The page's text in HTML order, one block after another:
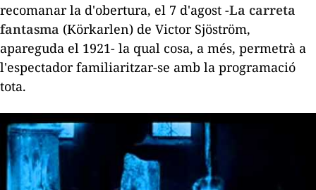
recomanar la d'obertura, el 7 d'agost -La carreta
fantasma (Körkarlen) de Victor Sjöström,
apareguda el 1921- la qual cosa, a més, permetrà a
l'espectador familiaritzar-se amb la programació
tota.